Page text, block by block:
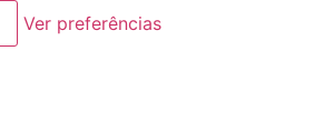
Ver preferências